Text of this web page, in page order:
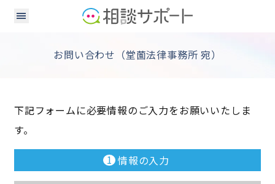
お問い合わせ（堂薗法律事務所 宛）
下記フォームに必要情報のご入力をお願いいたしま
す。
1 情報の入力